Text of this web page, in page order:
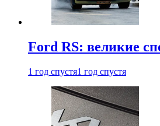
Ford RS: великие
1 год спустя1 год спустя